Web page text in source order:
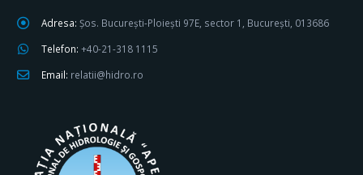
Adresa: Șos. București-Ploiești 97E, sector 1, București, 013686
Telefon: +40-21-318 1115
Email: relatii@hidro.ro